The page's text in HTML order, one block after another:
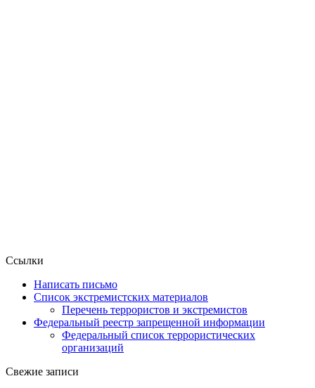
Ссылки
Написать письмо
Список экстремистских материалов
Перечень террористов и экстремистов
Федеральный реестр запрещенной информации
Федеральный список террористических
организаций
Свежие записи